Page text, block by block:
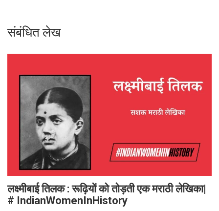
संबंधित लेख
लक्ष्मीबाई तिलक : रूढ़ियों को तोड़ती एक मराठी लेखिका|
# IndianWomenInHistory